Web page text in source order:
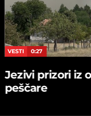
VESTI 0:27
Jezivi prizori iz
peščare